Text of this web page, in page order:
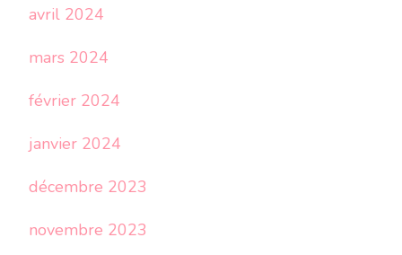
avril 2024
mars 2024
février 2024
janvier 2024
décembre 2023
novembre 2023